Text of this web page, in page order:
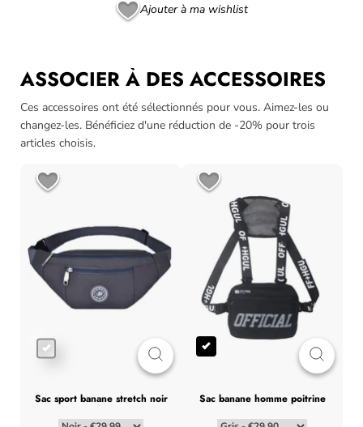
Ajouter à ma wishlist
ASSOCIER À DES ACCESSOIRES
Ces accessoires ont été sélectionnés pour vous. Aimez-les ou
changez-les. Bénéficiez d'une réduction de -20% pour trois
articles choisis.
sac sport banane stretch noir sac banane homme poitrine